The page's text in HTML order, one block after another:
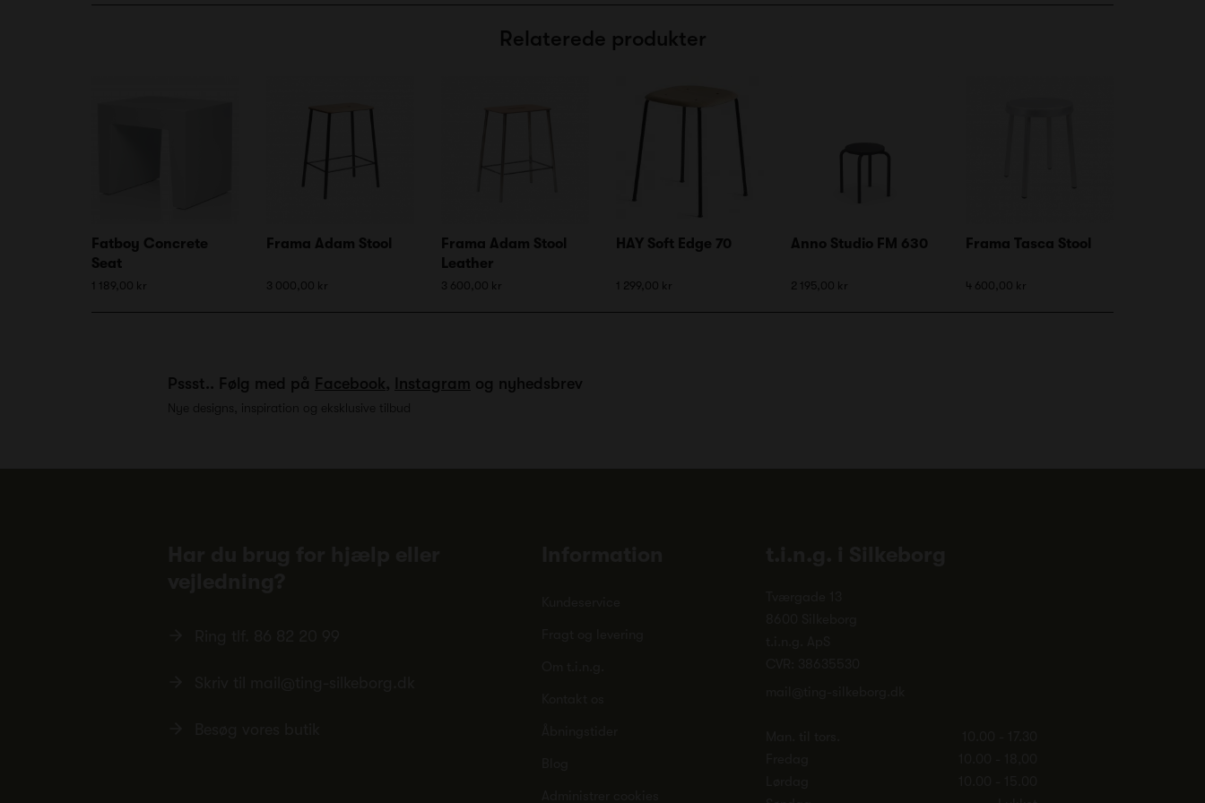
Relaterede produkter
Fatboy Concrete
Seat
1 189,00 kr
Frama Adam Stool
3 000,00 kr
Frama Adam Stool
Leather
3 600,00 kr
HAY Soft Edge 70
1 299,00 kr
Anno Studio FM 630
2 195,00 kr
Frama Tasca Stool
4 600,00 kr
Pssst.. Følg med på Facebook, Instagram og nyhedsbrev
Nye designs, inspiration og eksklusive tilbud